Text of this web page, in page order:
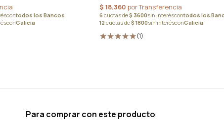
(1)
Para comprar con este producto